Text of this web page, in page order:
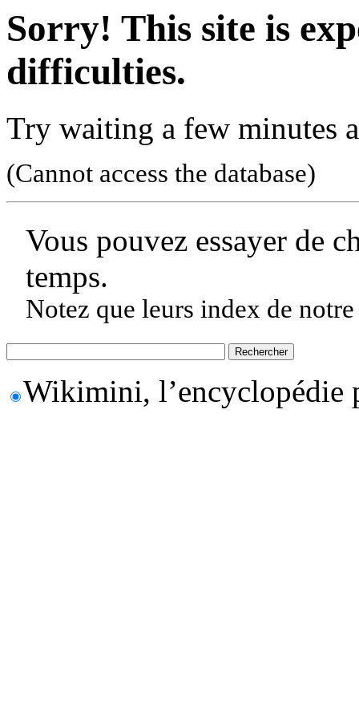
Sorry! This site is
difficulties.
Try waiting a few minutes
(Cannot access the database)
Vous pouvez essayer de
temps.
Notez que leurs index de
Wikimini, l’encyclopédie